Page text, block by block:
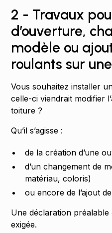
2 - Travaux
d’ouverture,
modèle ou
roulants sur
Vous souhaitez installer
celle-ci viendrait modifier
toiture ?
Qu’il s’agisse :
de la création d’une
d’un changement de
matériau, coloris)
ou encore de l’ajout
Une déclaration
exigée.